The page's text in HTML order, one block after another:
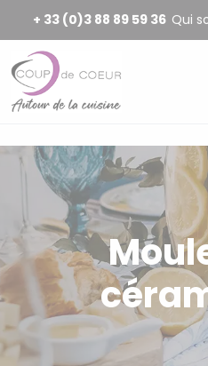
+ 33 (0)3 88 89 59 36 Qui
Panneau de gestion des